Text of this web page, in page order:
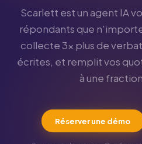
Scarlett est un agent IA
répondants que
collecte 3× plus de
écrites, et remplit vos
à une
Réserver une démo